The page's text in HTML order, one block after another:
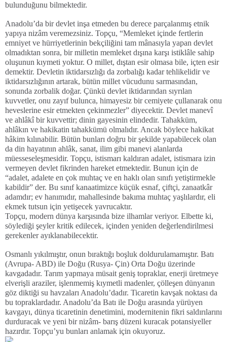
bulunduğunu bilmektedir.
Anadolu’da bir devlet inşa etmeden bu derece parçalanmış etnik
yapıya nizâm veremezsiniz. Topçu, “Memleket içinde fertlerin
emniyet ve hürriyetlerinin bekçiliğini tam mânasıyla yapan devlet
olmadıktan sonra, bir milletin memleket dışına karşı istiklâle sahip
oluşunun kıymeti yoktur. O millet, dıştan esir olmasa bile, içten esir
demektir. Devletin iktidarsızlığı da zorbalığı kadar tehlikelidir ve
iktidarsızlığının artarak, bütün millet vücudunu sarmasından,
sonunda zorbalik doğar. Çünkü devlet iktidarından sıyrılan
kuvvetler, onu zayıf bulunca, himayesiz bir cemiyete çullanarak onu
heveslerine esir etmekten çekinmezler” diyecektir. Devlet manevî
ve ahlâkî bir kuvvettir; dinin gayesinin elindedir. Tahakküm,
ahlâkın ve hakikatin tahakkümü olmalıdır. Ancak böylece hakikat
hâkim kılınabilir. Bütün bunları doğru bir şekilde yapabilecek olan
da din hayatının ahlâk, sanat, ilim gibi manevi alanlarda
müesseseleşmesidir. Topçu, istismarı kaldıran adalet, istismara izin
vermeyen devlet fikrinden hareket etmektedir. Bunun için de
“adalet, adalete en çok muhtaç ve en haklı olan sınıfı yetiştirmekle
kabildir” der. Bu sınıf kanaatimizce küçük esnaf, çiftçi, zanaatkâr
adamdır; ev hanımıdır, mahallesinde bakıma muhtaç yaşlılardır, eli
ekmek tutsun için yetişecek yavrucaktır.
Topçu, modern dünya karşısında bize ilhamlar veriyor. Elbette ki,
söylediği şeyler kritik edilecek, içinden yeniden değerlendirilmesi
gerekenler ayıklanabilecektir.
Osmanlı yıkılmıştır, onun bıraktığı boşluk doldurulamamıştır. Batı
(Avrupa- ABD) ile Doğu (Rusya- Çin) Orta Doğu üzerinde
kavgadadır. Tarım yapmaya müsait geniş topraklar, enerji üretmeye
elverişli araziler, işlenmemiş kıymetli madenler, çölleşen dünyanın
göz diktiği su havzaları Anadolu’dadır. Ticaretin kavşak noktası da
bu topraklardadır. Anadolu’da Batı ile Doğu arasında yürüyen
kavgayı, dünya ticaretinin denetimini, modernitenin fikri saldırılarını
durduracak ve yeni bir nizâm- barış düzeni kuracak potansiyeller
hazırdır. Topçu’yu bunları anlamak için okuyoruz.